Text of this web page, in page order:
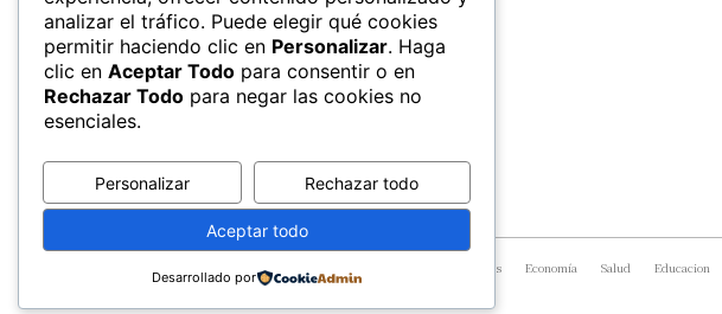
© All Rights Reserved, Newspaper Theme. Territorios Economía Salud Educacion
analizar el tráfico. Puede elegir qué cookies
permitir haciendo clic en Personalizar. Haga
clic en Aceptar Todo para consentir o en
Rechazar Todo para negar las cookies no
esenciales.
Personalizar Rechazar todo
Aceptar todo
Desarrollado por